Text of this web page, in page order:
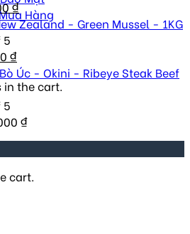
Hàng
in the cart.
cart.
₫.245,000 ₫.
₫.
₫Current
price
Zealand - Green Mussel - 1KG
5
₫.
₫Current
price
is:
Úc - Okini - Ribeye Steak Beef
5
₫